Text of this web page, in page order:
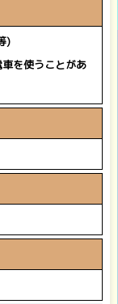
)
を使うことがあ